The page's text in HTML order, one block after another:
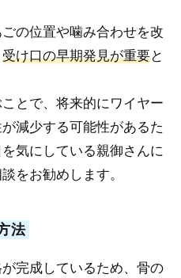
の位置や噛み合わせを改
受け口の早期発見が重要と
とで、将来的にワイヤー
減少する可能性があるた
気にしている親御さんに
をお勧めします。
法
完成しているため、骨の